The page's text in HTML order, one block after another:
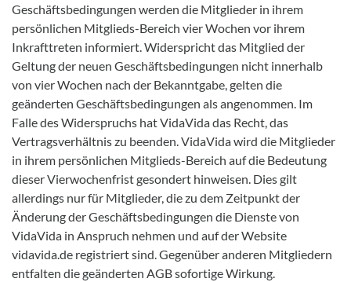
Geschäftsbedingungen werden die Mitglieder in ihrem
persönlichen Mitglieds-Bereich vier Wochen vor ihrem
Inkrafttreten informiert. Widerspricht das Mitglied der
Geltung der neuen Geschäftsbedingungen nicht innerhalb
von vier Wochen nach der Bekanntgabe, gelten die
geänderten Geschäftsbedingungen als angenommen. Im
Falle des Widerspruchs hat VidaVida das Recht, das
Vertragsverhältnis zu beenden. VidaVida wird die Mitglieder
in ihrem persönlichen Mitglieds-Bereich auf die Bedeutung
dieser Vierwochenfrist gesondert hinweisen. Dies gilt
allerdings nur für Mitglieder, die zu dem Zeitpunkt der
Änderung der Geschäftsbedingungen die Dienste von
VidaVida in Anspruch nehmen und auf der Website
vidavida.de registriert sind. Gegenüber anderen Mitgliedern
entfalten die geänderten AGB sofortige Wirkung.